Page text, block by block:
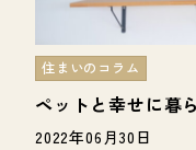
ペットと幸せに暮
住まいのコラム
2022年06月30日